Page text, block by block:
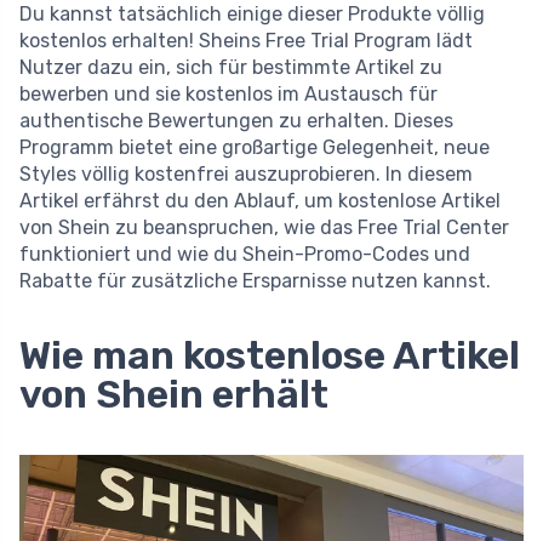
Du kannst tatsächlich einige dieser Produkte völlig
kostenlos erhalten! Sheins Free Trial Program lädt
Nutzer dazu ein, sich für bestimmte Artikel zu
bewerben und sie kostenlos im Austausch für
authentische Bewertungen zu erhalten. Dieses
Programm bietet eine großartige Gelegenheit, neue
Styles völlig kostenfrei auszuprobieren. In diesem
Artikel erfährst du den Ablauf, um kostenlose Artikel
von Shein zu beanspruchen, wie das Free Trial Center
funktioniert und wie du Shein-Promo-Codes und
Rabatte für zusätzliche Ersparnisse nutzen kannst.
Wie man kostenlose Artikel
von Shein erhält